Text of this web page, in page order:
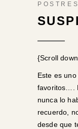
POSTRES
{Scroll
Este es
favoritos….
nunca lo
recuerdo,
desde que